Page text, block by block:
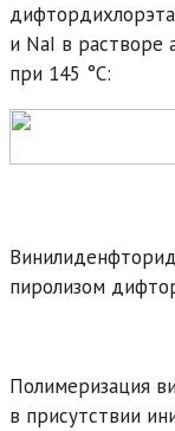
и NaI в растворе
при 145 °С:
пиролизом
Полимеризация
в присутствии